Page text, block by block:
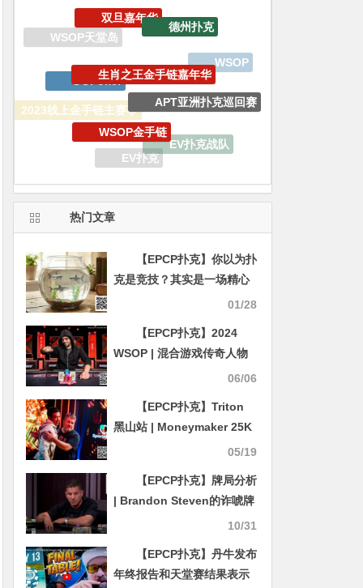
WCOOP
EPCP扑克
2023线上金手链主赛事
GGPoker
生肖之王金手链嘉年华
EV扑克战队
EV扑克
WSOP金手链
热门文章
【EPCP扑克】你以为扑
克是竞技？其实是一场精心
01/28
【EPCP扑克】2024
WSOP | 混合游戏传奇人物
John Hennigan斩获生涯第
06/06
【EPCP扑克】Triton
黑山站 | Moneymaker 25K
锦标赛夺冠 丁彪获第4名
级赛事#2 Day
05/19
【EPCP扑克】牌局分析
| Brandon Steven的诈唬牌
10/31
【EPCP扑克】丹牛发布
年终报告和天堂赛结果表示